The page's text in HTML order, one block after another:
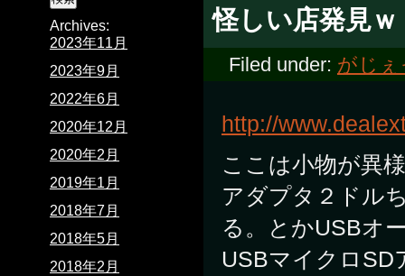
怪しい店発見ｗ
Filed under: がじぇ
http://
ここは小物が異
アダプタ２ドル
る。とかUSBオ
USBマイクロSD
Archives:
2023年11月
2023年9月
2022年6月
2020年12月
2020年2月
2019年1月
2018年7月
2018年5月
2018年2月